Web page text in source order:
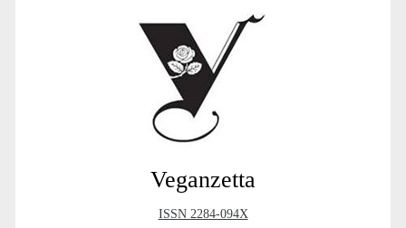
Veganzetta
ISSN 2284-094X